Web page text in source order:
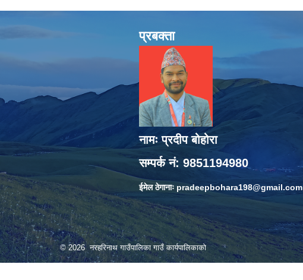
प्रबक्ता
नामः प्रदीप बोहोरा
सम्पर्क नं: 9851194980
ईमेल ठेगानाः pradeepbohara198@gmail.com
© 2026 नरहरिनाथ गाउँपालिका गाउँ कार्यपालिकाको